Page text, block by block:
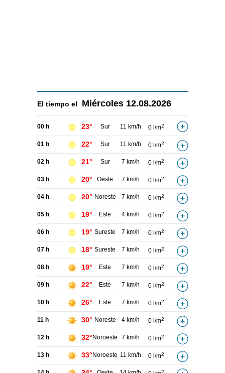
El tiempo el Miércoles 12.08.2026
00 h 23° Sur 11 km/h 0 l/m2
01 h 22° Sur 11 km/h 0 l/m2
02 h 21° Sur 7 km/h 0 l/m2
03 h 20° Oeste 7 km/h 0 l/m2
04 h 20° Noreste 7 km/h 0 l/m2
05 h 19° Este 4 km/h 0 l/m2
06 h 19° Sureste 7 km/h 0 l/m2
07 h 18° Sureste 7 km/h 0 l/m2
08 h 19° Este 7 km/h 0 l/m2
09 h 22° Este 7 km/h 0 l/m2
10 h 26° Este 7 km/h 0 l/m2
11 h 30° Noreste 4 km/h 0 l/m2
12 h 32°Noroeste 7 km/h 0 l/m2
13 h 33°Noroeste 11 km/h 0 l/m2
2